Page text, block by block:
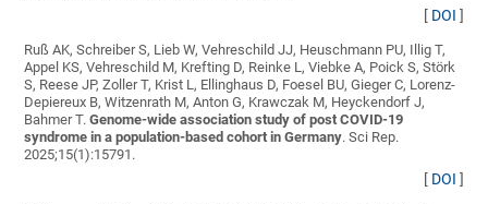
[ DOI ]
Ruß AK, Schreiber S, Lieb W, Vehreschild JJ, Heuschmann PU, Illig T,
Appel KS, Vehreschild M, Krefting D, Reinke L, Viebke A, Poick S, Störk
S, Reese JP, Zoller T, Krist L, Ellinghaus D, Foesel BU, Gieger C, Lorenz-
Depiereux B, Witzenrath M, Anton G, Krawczak M, Heyckendorf J,
Bahmer T.Genome-wide association study of post COVID-19
syndrome in a population-based cohort in Germany. Sci Rep.
2025;15(1):15791.
[ DOI ]